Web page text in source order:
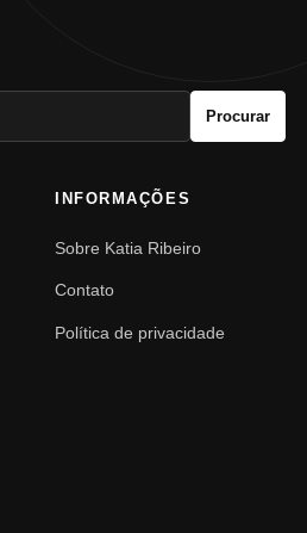
Procurar
INFORMAÇÕES
Sobre Katia Ribeiro
Contato
Política de privacidade